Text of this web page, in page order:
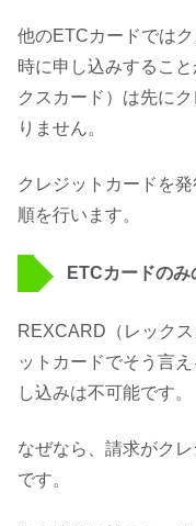
他のETCカードでは
時に申し込みするこ
クスカード）は先に
りません。
クレジットカードを
順を行います。
ETCカードの
REXCARD（レック
ットカードでそう言
し込みは不可能です。
なぜなら、請求がク
です。